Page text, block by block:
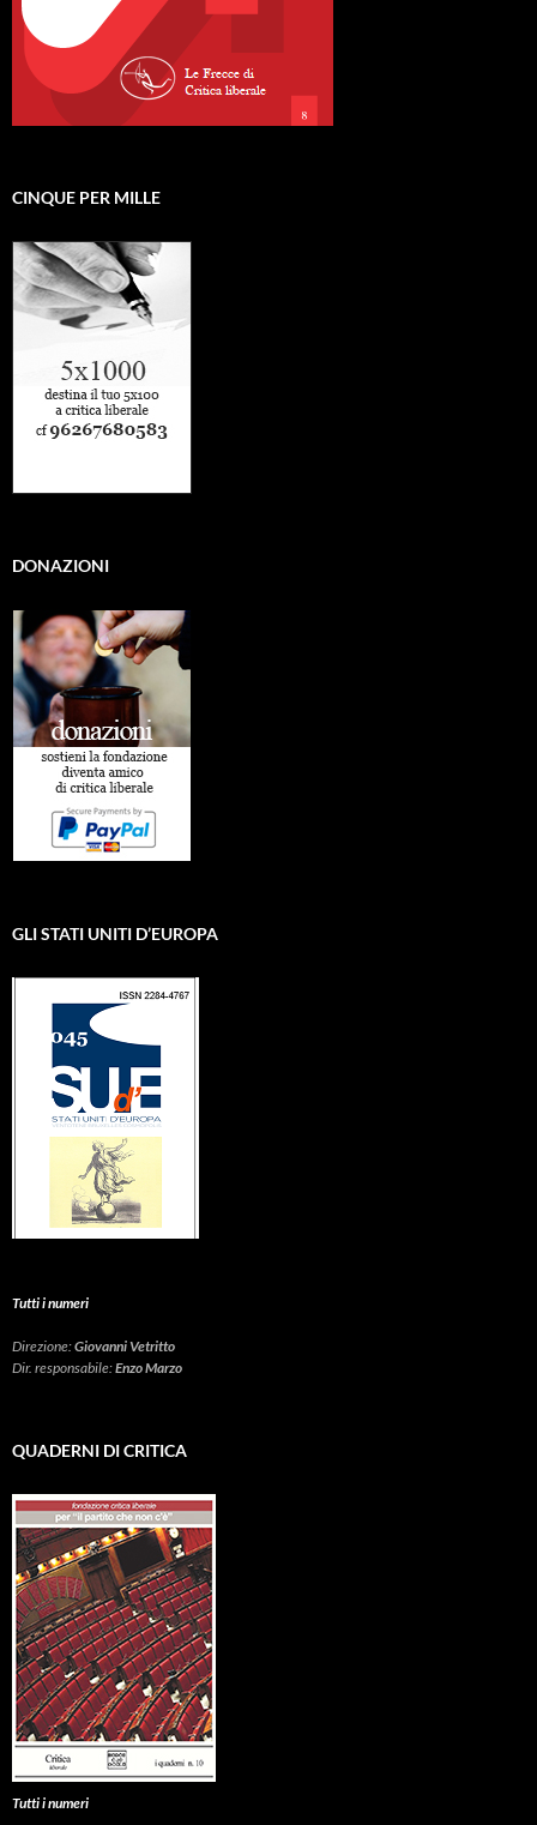
CINQUE PER MILLE
DONAZIONI
GLI STATI UNITI D’EUROPA
Tutti i numeri
Direzione:Giovanni Vetritto
Dir. responsabile:Enzo Marzo
QUADERNI DI CRITICA
Tutti i numeri